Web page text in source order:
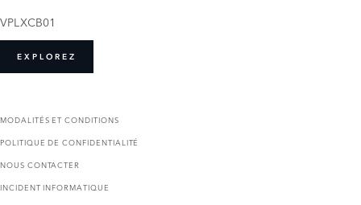
VPLXCB01
EXPLOREZ
MODALITÉS ET CONDITIONS
POLITIQUE DE CONFIDENTIALITÉ
NOUS CONTACTER
INCIDENT INFORMATIQUE